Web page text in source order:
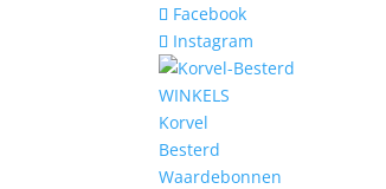
Facebook
Instagram
WINKELS
Korvel
Besterd
Waardebonnen